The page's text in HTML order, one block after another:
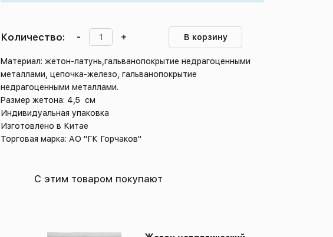
Количество: - + В корзину
Материал: жетон-латунь,гальванопокрытие недрагоценными
металлами, цепочка-железо, гальванопокрытие
недрагоценными металлами.
Размер жетона: 4,5 см
Индивидуальная упаковка
Изготовлено в Китае
Торговая марка: АО "ГК Горчаков"
С этим товаром покупают